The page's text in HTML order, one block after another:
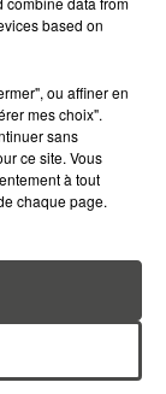
based on
ou affiner en
mes choix".
sans
ce site. Vous
à tout
chaque page.